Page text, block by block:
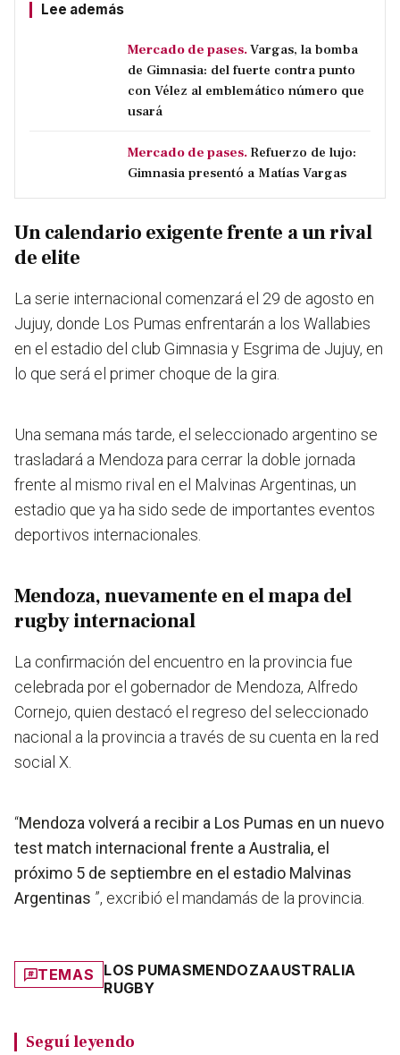
Lee además
Mercado de pases.Vargas, la bomba
de Gimnasia: del fuerte contra punto
con Vélez al emblemático número que
usará
Mercado de pases. Refuerzo de lujo:
Gimnasia presentó a Matías Vargas
Un calendario exigente frente a un rival
de elite
La serie internacional comenzará el 29 de agosto en
Jujuy, donde Los Pumas enfrentarán a los Wallabies
en el estadio del club Gimnasia y Esgrima de Jujuy, en
lo que será el primer choque de la gira.
Una semana más tarde, el seleccionado argentino se
trasladará a Mendoza para cerrar la doble jornada
frente al mismo rival en el Malvinas Argentinas, un
estadio que ya ha sido sede de importantes eventos
deportivos internacionales.
Mendoza, nuevamente en el mapa del
rugby internacional
La confirmación del encuentro en la provincia fue
celebrada por el gobernador de Mendoza, Alfredo
Cornejo, quien destacó el regreso del seleccionado
nacional a la provincia a través de su cuenta en la red
social X.
“Mendoza volverá a recibir a Los Pumas en un nuevo
test match internacional frente a Australia, el
próximo 5 de septiembre en el estadio Malvinas
Argentinas ”, excribió el mandamás de la provincia.
TEMAS LOS PUMASMENDOZAAUSTRALIA
RUGBY
Seguí leyendo